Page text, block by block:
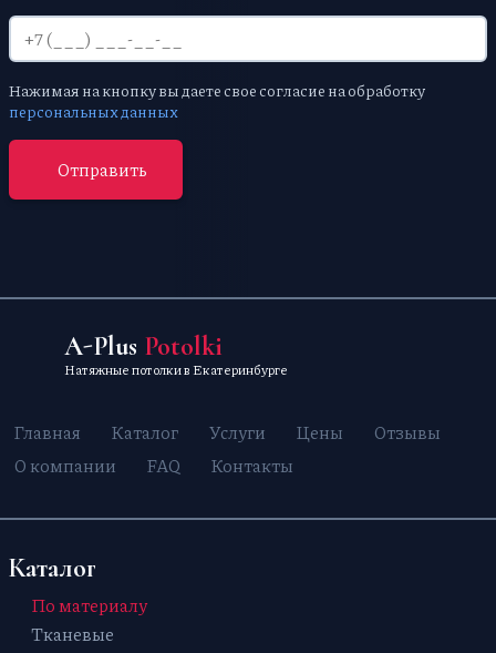
Нажимая на кнопку вы даете свое согласие на обработку
персональных данных
Отправить
A-Plus Potolki
Натяжные потолки в Екатеринбурге
Главная Каталог Услуги Цены
Отзывы
О компании
FAQ Контакты
Каталог
По материалу
Тканевые